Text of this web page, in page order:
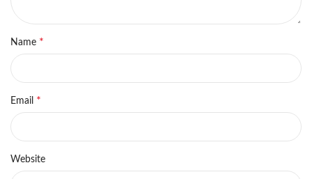
Name *
Email *
Website